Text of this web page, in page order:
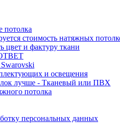
потолка
стоимость натяжных
цвет и фактуру ткани
и освещения
лучше - Тканевый или ПВХ
потолка
персональных данных